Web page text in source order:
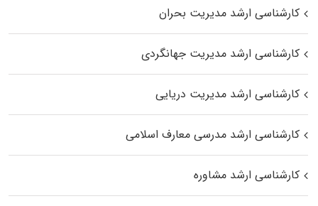
کارشناسی ارشد مدیریت بحران
کارشناسی ارشد مدیریت جهانگردی
کارشناسی ارشد مدیریت دریایی
کارشناسی ارشد مدرسی معارف اسلامی
کارشناسی ارشد مشاوره